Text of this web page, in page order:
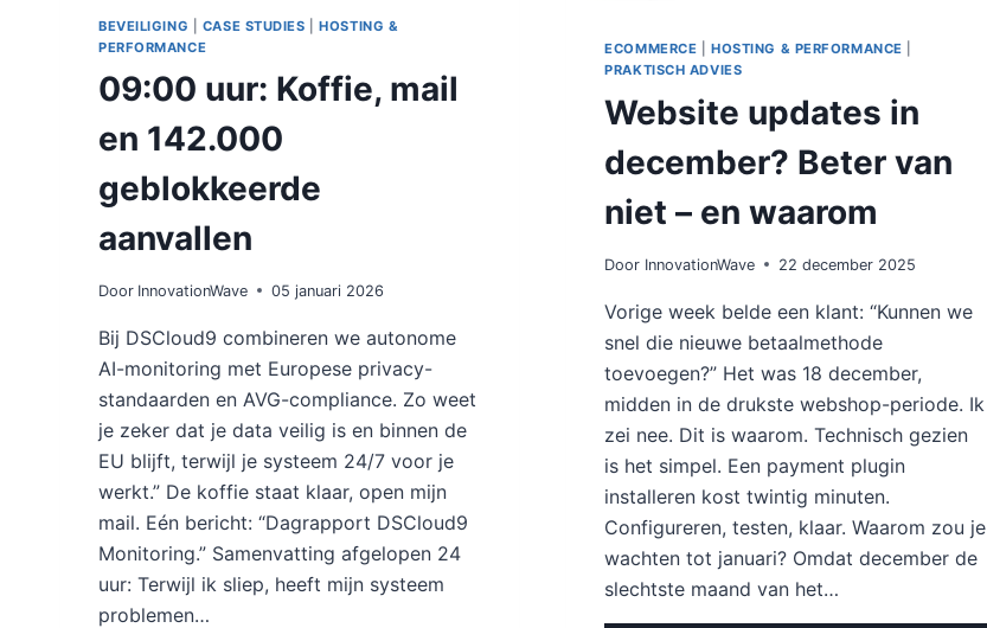
BEVEILIGING CASE STUDIES |HOSTING &
PERFORMANCE
09:00 uur: Koffie, mail
en 142.000
geblokkeerde
aanvallen
Door InnovationWave 05 januari 2026
Bij DSCloud9 combineren we autonome
AI-monitoring met Europese privacy-
standaarden en AVG-compliance. Zo weet
je zeker dat je data veilig is en binnen de
EU blijft, terwijl je systeem 24/7 voor je
werkt.” De koffie staat klaar, open mijn
mail. Eén bericht: “Dagrapport DSCloud9
Monitoring.” Samenvatting afgelopen 24
uur: Terwijl ik sliep, heeft mijn systeem
problemen…
ECOMMERCE |HOSTING & PERFORMANCE
PRAKTISCH ADVIES
Website updates in
december? Beter van
niet – en waarom
Door InnovationWave 22 december 2025
Vorige week belde een klant: “Kunnen we
snel die nieuwe betaalmethode
toevoegen?” Het was 18 december,
midden in de drukste webshop-periode. Ik
zei nee. Dit is waarom. Technisch gezien
is het simpel. Een payment plugin
installeren kost twintig minuten.
Configureren, testen, klaar. Waarom zou je
wachten tot januari? Omdat december de
slechtste maand van het…